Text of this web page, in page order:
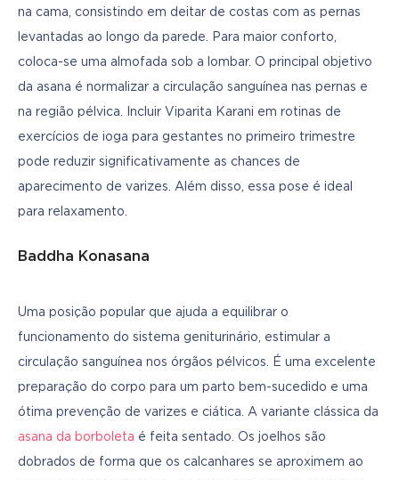
na cama, consistindo em deitar de costas com as pernas
levantadas ao longo da parede. Para maior conforto,
coloca-se uma almofada sob a lombar. O principal objetivo
da asana é normalizar a circulação sanguínea nas pernas e
na região pélvica. Incluir Viparita Karani em rotinas de
exercícios de ioga para gestantes no primeiro trimestre
pode reduzir significativamente as chances de
aparecimento de varizes. Além disso, essa pose é ideal
para relaxamento.
Baddha Konasana
Uma posição popular que ajuda a equilibrar o
funcionamento do sistema geniturinário, estimular a
circulação sanguínea nos órgãos pélvicos. É uma excelente
preparação do corpo para um parto bem-sucedido e uma
asana da borboleta é feita sentado. Os joelhos são
dobrados de forma que os calcanhares se aproximem ao